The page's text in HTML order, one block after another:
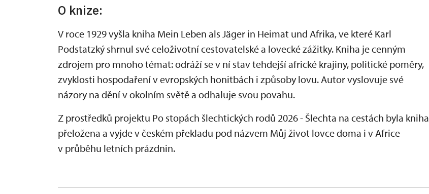
O knize:
V roce 1929 vyšla kniha Mein Leben als Jäger in Heimat und Afrika, ve které Karl
Podstatzký shrnul své celoživotní cestovatelské a lovecké zážitky. Kniha je cenným
zdrojem pro mnoho témat: odráží se v ní stav tehdejší africké krajiny, politické poměry,
zvyklosti hospodaření v evropských honitbách i způsoby lovu. Autor vyslovuje své
názory na dění v okolním světě a odhaluje svou povahu.
Z prostředků projektu Po stopách šlechtických rodů 2026 - Šlechta na cestách byla kniha
přeložena a vyjde v českém překladu pod názvem Můj život lovce doma i v Africe
v průběhu letních prázdnin.